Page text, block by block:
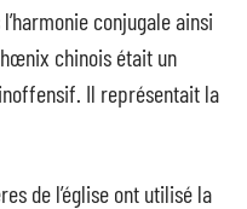
conjugale ainsi
chinois était un
Il représentait la
de l’église ont utilisé la